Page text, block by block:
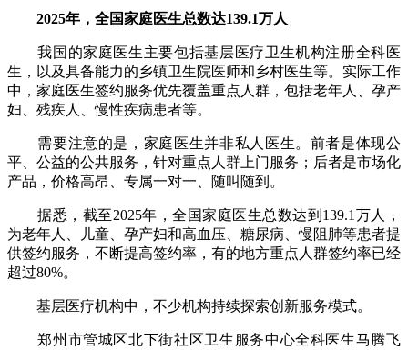
2025年，全国家庭医生总数达139.1万人
我国的家庭医生主要包括基层医疗卫生机构注册全科医
生，以及具备能力的乡镇卫生院医师和乡村医生等。实际工作
中，家庭医生签约服务优先覆盖重点人群，包括老年人、孕产
妇、残疾人、慢性疾病患者等。
需要注意的是，家庭医生并非私人医生。前者是体现公
平、公益的公共服务，针对重点人群上门服务；后者是市场化
产品，价格高昂、专属一对一、随叫随到。
据悉，截至2025年，全国家庭医生总数达到139.1万人，
为老年人、儿童、孕产妇和高血压、糖尿病、慢阻肺等患者提
供签约服务，不断提高签约率，有的地方重点人群签约率已经
超过80%。
基层医疗机构中，不少机构持续探索创新服务模式。
郑州市管城区北下街社区卫生服务中心全科医生马腾飞